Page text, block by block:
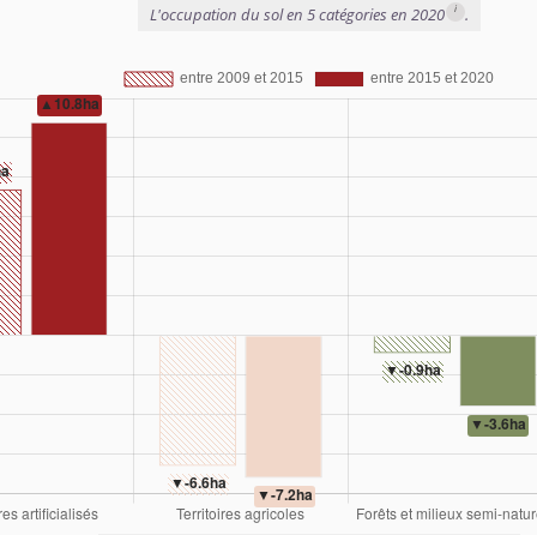
L'occupation du sol en 5 catégories en 2020 i .